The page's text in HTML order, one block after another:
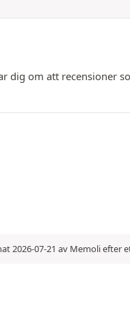
om att recensioner
2026-07-21 av Memoli efter